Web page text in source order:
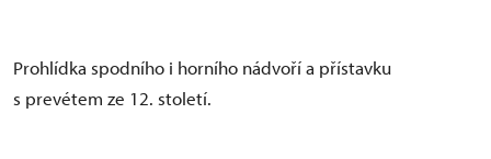
Prohlídka spodního i horního nádvoří a přístavku
s prevétem ze 12. století.